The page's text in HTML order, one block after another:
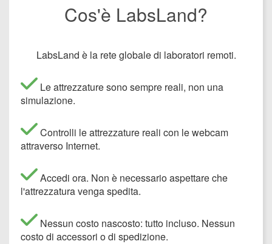
Cos'è LabsLand?
LabsLand è la rete globale di laboratori remoti.
Le attrezzature sono sempre reali, non una
simulazione.
Controlli le attrezzature reali con le webcam
attraverso Internet.
Accedi ora. Non è necessario aspettare che
l'attrezzatura venga spedita.
Nessun costo nascosto: tutto incluso. Nessun
costo di accessori o di spedizione.